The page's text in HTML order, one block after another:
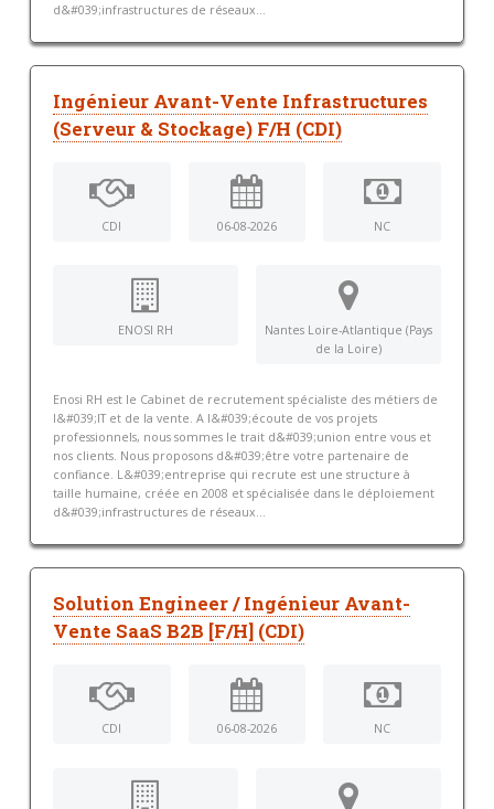
d&#039;infrastructures de réseaux...
Ingénieur Avant-Vente Infrastructures
(Serveur & Stockage) F/H (CDI)
CDI 06-08-2026 NC
ENOSI RH
Nantes Loire-Atlantique (Pays
de la Loire)
Enosi RH est le Cabinet de recrutement spécialiste des métiers de
l&#039;IT et de la vente. A l&#039;écoute de vos projets
professionnels, nous sommes le trait d&#039;union entre vous et
nos clients. Nous proposons d&#039;être votre partenaire de
confiance. L&#039;entreprise qui recrute est une structure à
taille humaine, créée en 2008 et spécialisée dans le déploiement
d&#039;infrastructures de réseaux...
Solution Engineer / Ingénieur Avant-
Vente SaaS B2B [F/H] (CDI)
CDI 06-08-2026 NC